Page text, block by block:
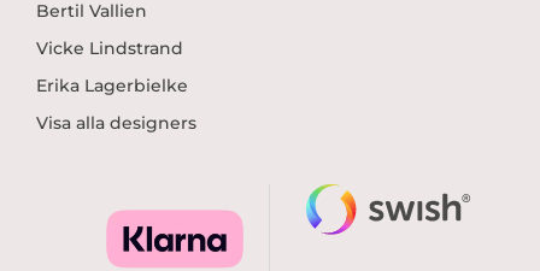
Bertil Vallien
Vicke Lindstrand
Erika Lagerbielke
Visa alla designers